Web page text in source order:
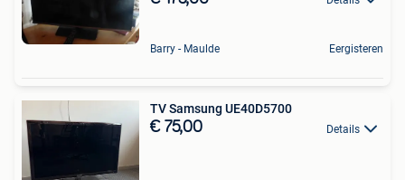
Barry - Maulde Eergisteren
TV Samsung UE40D5700
€ 75,00 Details